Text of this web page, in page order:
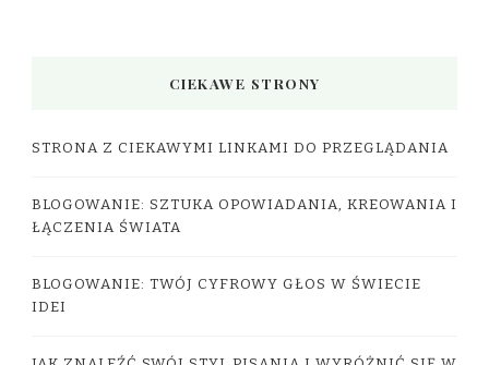
CIEKAWE STRONY
STRONA Z CIEKAWYMI LINKAMI DO PRZEGLĄDANIA
BLOGOWANIE: SZTUKA OPOWIADANIA, KREOWANIA I
ŁĄCZENIA ŚWIATA
BLOGOWANIE: TWÓJ CYFROWY GŁOS W ŚWIECIE
IDEI